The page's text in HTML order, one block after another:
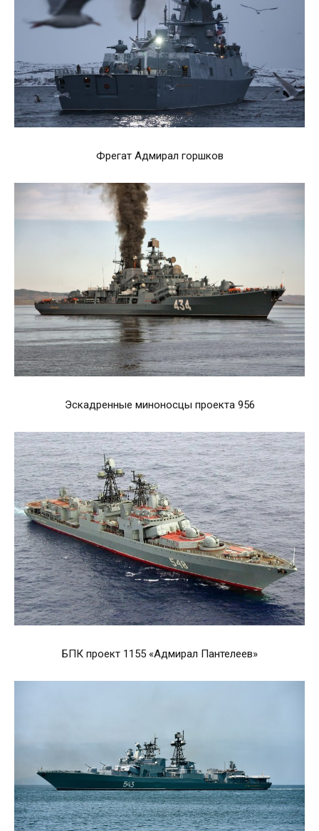
Фрегат Адмирал горшков
Эскадренные миноносцы проекта 956
БПК проект 1155 «Адмирал Пантелеев»